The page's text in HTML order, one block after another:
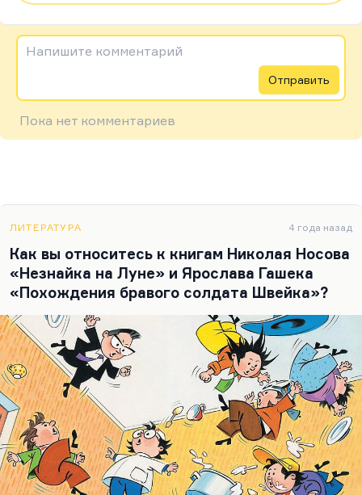
Напишите комментарий
Отправить
Пока нет комментариев
ЛИТЕРАТУРА 4 года назад
Как вы относитесь к книгам Николая Носова
«Незнайка на Луне» и Ярослава Гашека
«Похождения бравого солдата Швейка»?